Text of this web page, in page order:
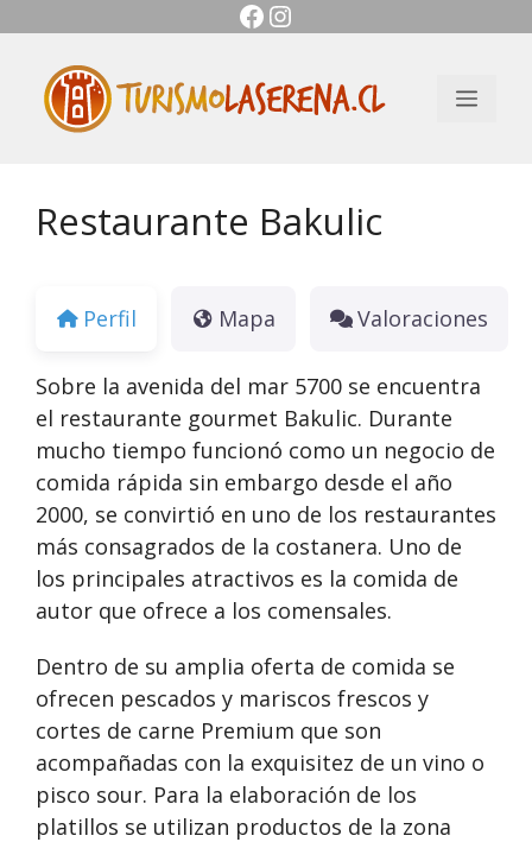
contenido
Facebook
Instagram
Menú
Restaurante Bakulic
Perfil Mapa Valoraciones
Sobre la avenida del mar 5700 se encuentra
el restaurante gourmet Bakulic. Durante
mucho tiempo funcionó como un negocio de
comida rápida sin embargo desde el año
2000, se convirtió en uno de los restaurantes
más consagrados de la costanera. Uno de
los principales atractivos es la comida de
autor que ofrece a los comensales.
Dentro de su amplia oferta de comida se
ofrecen pescados y mariscos frescos y
cortes de carne Premium que son
acompañadas con la exquisitez de un vino o
pisco sour. Para la elaboración de los
platillos se utilizan productos de la zona